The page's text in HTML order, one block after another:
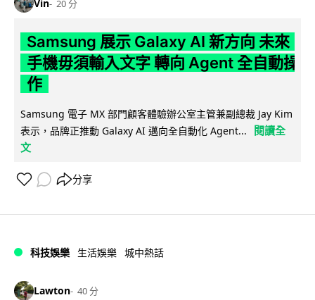
Vin 20 分
Samsung 展示 Galaxy AI 新方向 未來
手機毋須輸入文字 轉向 Agent 全自動操
作
Samsung 電子 MX 部門顧客體驗辦公室主管兼副總裁 Jay Kim
表示，品牌正推動 Galaxy AI 邁向全自動化 Agent...
閱讀全
文
分享
科技娛樂 生活娛樂 城中熱話
Lawton 40 分